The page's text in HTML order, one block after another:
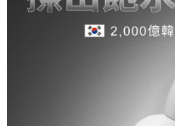
Perkhidmatan AFTEE Beli Sekarang
akan menggunakan data peribadi yang
pembeli, no. telefon, nama penerima,
penggunaan perkhidmatan. Sila rujuk
) untuk
NT$100/pesanan | Penghantaran
NT$150/pesanan | Penghantaran